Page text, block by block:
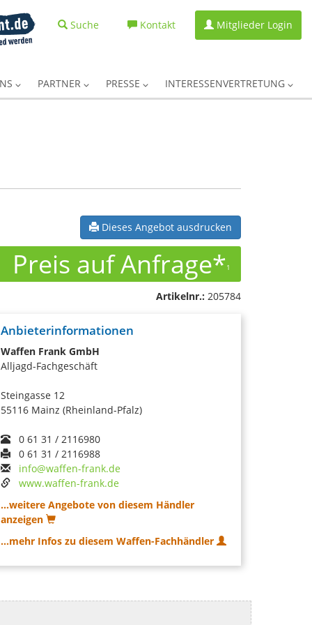
Suche Kontakt Mitglieder Login
PARTNER PRESSE INTERESSENVERTRETUNG
Dieses Angebot ausdrucken
Preis auf Anfrage*1
Artikelnr.: 205784
Anbieterinformationen
Waffen Frank GmbH
Alljagd-Fachgeschäft
Steingasse 12
55116 Mainz (Rheinland-Pfalz)
0 61 31 / 2116980
0 61 31 / 2116988
info@waffen-frank.de
www.waffen-frank.de
...weitere Angebote von diesem Händler
anzeigen
...mehr Infos zu diesem Waffen-Fachhändler